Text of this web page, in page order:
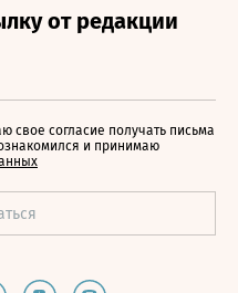
свое согласие получать письма
и принимаю